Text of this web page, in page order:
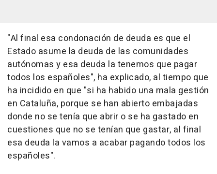
"Al final esa condonación de deuda es que el
Estado asume la deuda de las comunidades
autónomas y esa deuda la tenemos que pagar
todos los españoles", ha explicado, al tiempo que
ha incidido en que "si ha habido una mala gestión
en Cataluña, porque se han abierto embajadas
donde no se tenía que abrir o se ha gastado en
cuestiones que no se tenían que gastar, al final
esa deuda la vamos a acabar pagando todos los
españoles".